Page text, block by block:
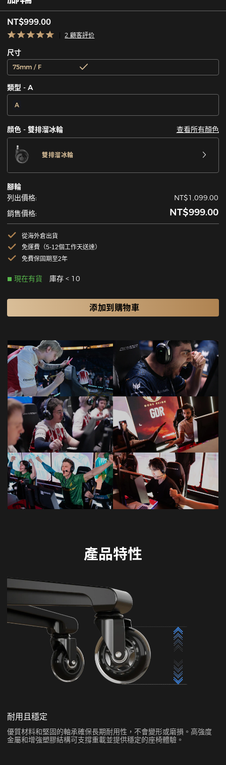
NT$999.00
2 顧客評价
尺寸
75mm / F
類型 - A
A
顔色 - 雙排溜冰輪 查看所有顏色
雙排溜冰輪
腳輪
列出價格:
NT$1,099.00
銷售價格:
NT$999.00
從海外倉出貨
免運費（5-12個工作天送達）
免費保固期至2年
現在有貨 庫存 < 10
添加到購物車
產品特性
耐用且穩定
優質材料和堅固的軸承確保長期耐用性，不會變形或磨損。高強度
金屬和增強塑膠結構可支撐重載並提供穩定的座椅體驗。